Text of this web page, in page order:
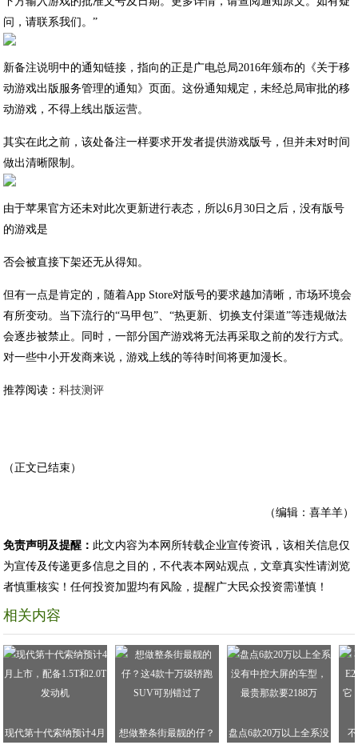
问，请联系我们。”
新备注说明中的通知链接，指向的正是广电总局2016年颁布的《关于移
动游戏出版服务管理的通知》页面。这份通知规定，未经总局审批的移
动游戏，不得上线出版运营。
其实在此之前，该处备注一样要求开发者提供游戏版号，但并未对时间
做出清晰限制。
由于苹果官方还未对此次更新进行表态，所以6月30日之后，没有版号
的游戏是
否会被直接下架还无从得知。
但有一点是肯定的，随着App Store对版号的要求越加清晰，市场环境会
有所变动。当下流行的“马甲包”、“热更新、切换支付渠道”等违规做法
会逐步被禁止。同时，一部分国产游戏将无法再采取之前的发行方式。
对一些中小开发商来说，游戏上线的等待时间将更加漫长。
推荐阅读：科技测评
（正文已结束）
（编辑：喜羊羊）
免责声明及提醒： 此文内容为本网所转载企业宣传资讯，该相关信息仅
为宣传及传递更多信息之目的，不代表本网站观点，文章真实性请浏览
者慎重核实！任何投资加盟均有风险，提醒广大民众投资需谨慎！
相关内容
现代第十代索纳预计4月
想做整条街最靓的仔？
盘点6款20万以上全系没